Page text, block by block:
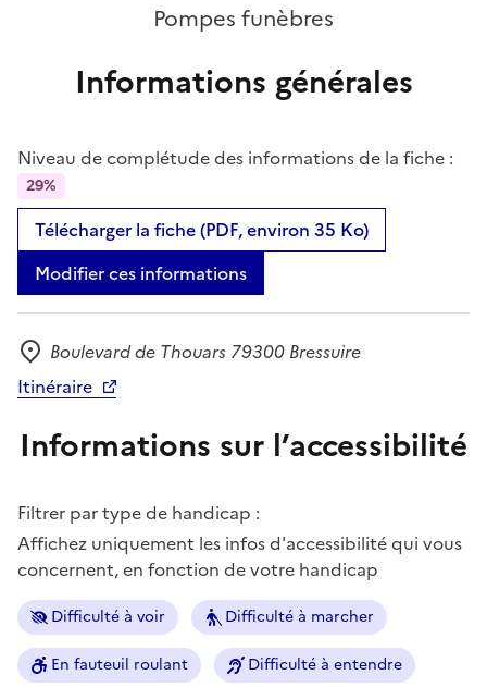
Pompes funèbres
Informations générales
Niveau de complétude des informations de la fiche :
29%
Télécharger la fiche (PDF, environ 35 Ko)
Modifier ces informations
Adresse
Boulevard de Thouars 79300 Bressuire
Itinéraire
Informations sur l’accessibilité
Filtrer par type de handicap :
Affichez uniquement les infos d'accessibilité qui vous
concernent, en fonction de votre handicap
Difficulté à voir Difficulté à marcher
En fauteuil roulant Difficulté à entendre